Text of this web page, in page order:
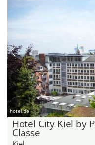
hotel.de
Hotel City Kiel by
Classe